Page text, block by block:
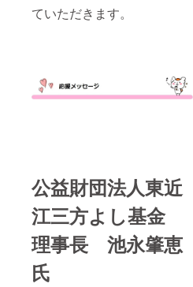
ていただきます。
公益財団法人東近
江三方よし基金
理事長 池永肇恵
氏